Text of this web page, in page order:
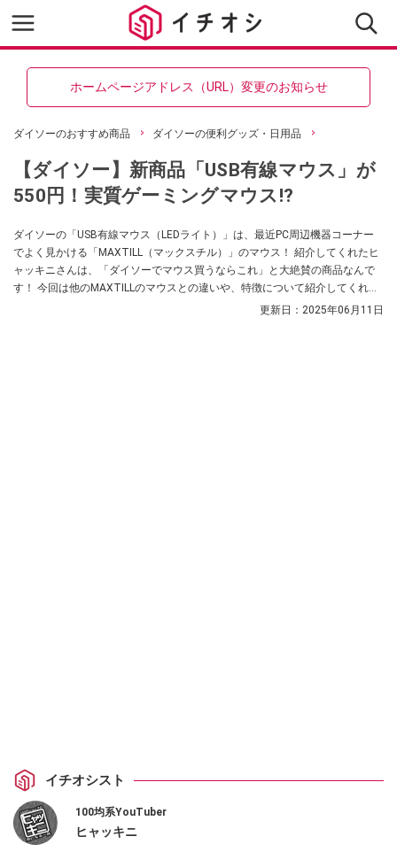
ホームページアドレス（URL）変更のお知らせ
ダイソーのおすすめ商品 ダイソーの便利グッズ・日用品
【ダイソー】新商品「USB有線マウス」が
550円！実質ゲーミングマウス!?
ダイソーの「USB有線マウス（LEDライト）」は、最近PC周辺機器コーナー
でよく見かける「MAXTILL（マックスチル）」のマウス！ 紹介してくれたヒ
ャッキニさんは、「ダイソーでマウス買うならこれ」と大絶賛の商品なんで
す！ 今回は他のMAXTILLのマウスとの違いや、特徴について紹介してくれま
した。ゲーミングマウスのような商品をお探しの方は要チェックですよ～。
更新日： 2025年06月11日
イチオシスト
100均系YouTuber
ヒャッキニ